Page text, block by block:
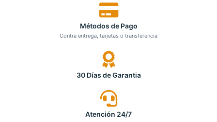
Métodos de Pago
Contra entrega, tarjetas o transferencia
30 Días de Garantia
Atención 24/7